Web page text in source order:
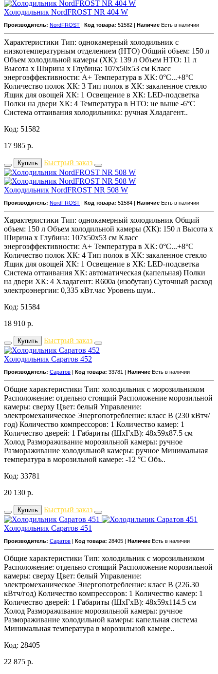
Холодильник NordFROST NR 404 W
Производитель: NordFROST Код товара: 51582 | Наличие Есть в наличии
Характеристики Тип: однокамерный холодильник с
низкотемпературным отделением (НТО) Общий объем: 150 л
Объем холодильной камеры (ХК): 139 л Объем НТО: 11 л
Высота х Ширина х Глубина: 107x50x53 см Класс
энергоэффективности: A+ Температура в ХК: 0°С...+8°С
Количество полок ХК: 3 Тип полок в ХК: закаленное стекло
Ящик для овощей ХК: 1 Освещение в ХК: LED-подсветка
Полки на двери ХК: 4 Температура в НТО: не выше -6°С
Система оттаивания холодильника: ручная Хладагент..
Код: 51582
17 985 р.
Купить Быстрый заказ
Холодильник NordFROST NR 508 W
Производитель: NordFROST Код товара: 51584 | Наличие Есть в наличии
Характеристики Тип: однокамерный холодильник Общий
объем: 150 л Объем холодильной камеры (ХК): 150 л Высота х
Ширина х Глубина: 107x50x53 см Класс
энергоэффективности: A+ Температура в ХК: 0°С...+8°С
Количество полок ХК: 4 Тип полок в ХК: закаленное стекло
Ящик для овощей ХК: 1 Освещение в ХК: LED-подсветка
Система оттаивания ХК: автоматическая (капельная) Полки
на двери ХК: 4 Хладагент: R600a (изобутан) Суточный расход
электроэнергии: 0,335 кВт.час Уровень шум..
Код: 51584
18 910 р.
Купить Быстрый заказ
Холодильник Саратов 452
Производитель: Саратов Код товара: 33781 | Наличие Есть в наличии
Общие характеристики Тип: холодильник с морозильником
Расположение: отдельно стоящий Расположение морозильной
камеры: сверху Цвет: белый Управление:
электромеханическое Энергопотребление: класс B (230 кВтч/
год) Количество компрессоров: 1 Количество камер: 1
Количество дверей: 1 Габариты (ШxГxВ): 48x59x87.5 см
Холод Размораживание морозильной камеры: ручное
Размораживание холодильной камеры: ручное Минимальная
температура в морозильной камере: -12 °C Объ..
Код: 33781
20 130 р.
Купить Быстрый заказ
Холодильник Саратов 451
Производитель: Саратов Код товара: 28405 | Наличие Есть в наличии
Общие характеристики Тип: холодильник с морозильником
Расположение: отдельно стоящий Расположение морозильной
камеры: сверху Цвет: белый Управление:
электромеханическое Энергопотребление: класс B (226.30
кВтч/год) Количество компрессоров: 1 Количество камер: 1
Количество дверей: 1 Габариты (ШxГxВ): 48x59x114.5 см
Холод Размораживание морозильной камеры: ручное
Размораживание холодильной камеры: капельная система
Минимальная температура в морозильной камере..
Код: 28405
22 875 р.